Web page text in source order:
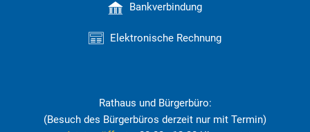
Bankverbindung
Elektronische Rechnung
Rathaus und Bürgerbüro:
(Besuch des Bürgerbüros derzeit nur mit Termin)